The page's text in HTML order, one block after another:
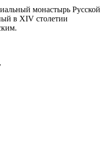
монастырь Русской
в XIV столетии